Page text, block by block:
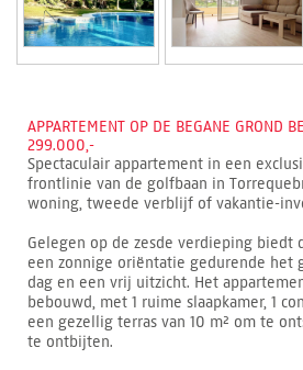
APPARTEMENT OP DE BEGANE GROND
299.000,-
Spectaculair appartement in een
frontlinie van de golfbaan in
woning, tweede verblijf of vakantie-
Gelegen op de zesde verdieping biedt
een zonnige oriëntatie gedurende het
dag en een vrij uitzicht. Het
bebouwd, met 1 ruime slaapkamer, 1
een gezellig terras van 10 m² om te
te ontbijten.